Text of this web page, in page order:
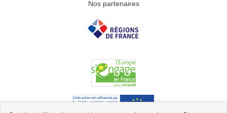
Nos partenaires